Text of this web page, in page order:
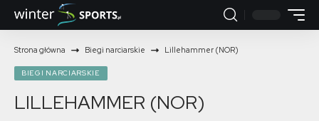
Strona główna Biegi narciarskie Lillehammer (NOR)
BIEGI NARCIARSKIE
LILLEHAMMER (NOR)